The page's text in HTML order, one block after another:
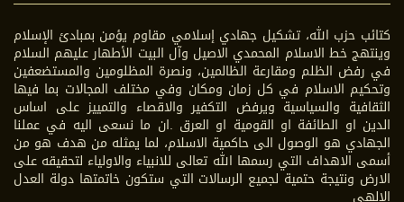
كتائب حزب الله، تشكيل جهادي إسلامي مقاوم يؤمن بمبادئ الإسلام
وينتهج خط الاسلام المحمدي الاصيل وآل البيت الأطهار عليهم السلام
في رفض الظلم ومقارعة الظالمين، ونصرة المظلومين والمستضعفين
وتحكيم الاسلام في كل زمان ومكان وفي مختلف المجالات بما فيها
الثقافية والسياسية ويرفض التكفير والاقصاء والتمييز على اساس
الدين او الطائفة او القومية او العرق .ان ما نسعى اليه في عملنا
الجهادي هو الوصول الى حاكمية الاسلام، لما يمثله من هدف هو من
أسمى الاهداف التي رسمها الله تعالى للانبياء والاولياء لتحقيقه على
الارض ونتيجة حتمية لجميع الرسالات التي ستكون خاتمتها دولة العدل